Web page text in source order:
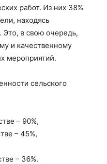
работ. Из них 38%
находясь
Это, в свою очередь,
и качественному
мероприятий.
сельского
– 90%,
– 45%,
– 36%.